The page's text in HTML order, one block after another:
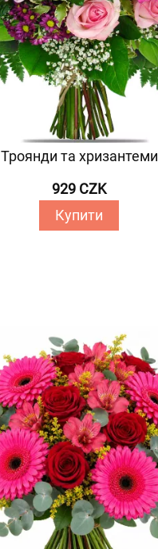
Троянди та хризантеми
929 CZK
Купити